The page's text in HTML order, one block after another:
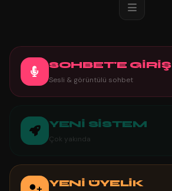
SOHBET'E GİRİŞ
Sesli & görüntülü sohbet
YENİ SİSTEM
Çok yakında
YENİ ÜYELİK